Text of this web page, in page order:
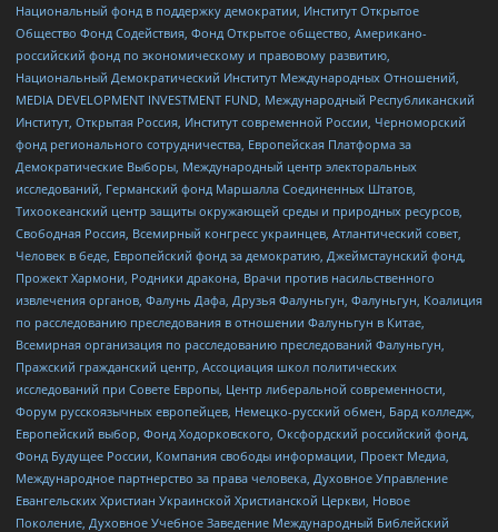
Национальный фонд в поддержку демократии, Институт Открытое
Общество Фонд Содействия, Фонд Открытое общество, Американо-
российский фонд по экономическому и правовому развитию,
Национальный Демократический Институт Международных Отношений,
MEDIA DEVELOPMENT INVESTMENT FUND, Международный Республиканский
Институт, Открытая Россия, Институт современной России, Черноморский
фонд регионального сотрудничества, Европейская Платформа за
Демократические Выборы, Международный центр электоральных
исследований, Германский фонд Маршалла Соединенных Штатов,
Тихоокеанский центр защиты окружающей среды и природных ресурсов,
Свободная Россия, Всемирный конгресс украинцев, Атлантический совет,
Человек в беде, Европейский фонд за демократию, Джеймстаунский фонд,
Прожект Хармони, Родники дракона, Врачи против насильственного
извлечения органов, Фалунь Дафа, Друзья Фалуньгун, Фалуньгун, Коалиция
по расследованию преследования в отношении Фалуньгун в Китае,
Всемирная организация по расследованию преследований Фалуньгун,
Пражский гражданский центр, Ассоциация школ политических
исследований при Совете Европы, Центр либеральной современности,
Форум русскоязычных европейцев, Немецко-русский обмен, Бард колледж,
Европейский выбор, Фонд Ходорковского, Оксфордский российский фонд,
Фонд Будущее России, Компания свободы информации, Проект Медиа,
Международное партнерство за права человека, Духовное Управление
Евангельских Христиан Украинской Христианской Церкви, Новое
Поколение, Духовное Учебное Заведение Международный Библейский